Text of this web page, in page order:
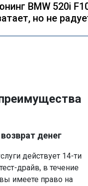
BMW 520i
но не
возврат денег
действует 14-ти
драйв, в течение
имеете право на